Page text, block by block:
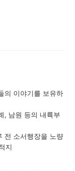
의 이야기를 보유하
, 남원 등의 내륙부
전 소서행장을 노량
지